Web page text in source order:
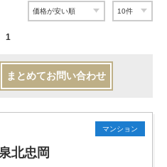
1
まとめてお問い合わせ
マンション
北忠岡